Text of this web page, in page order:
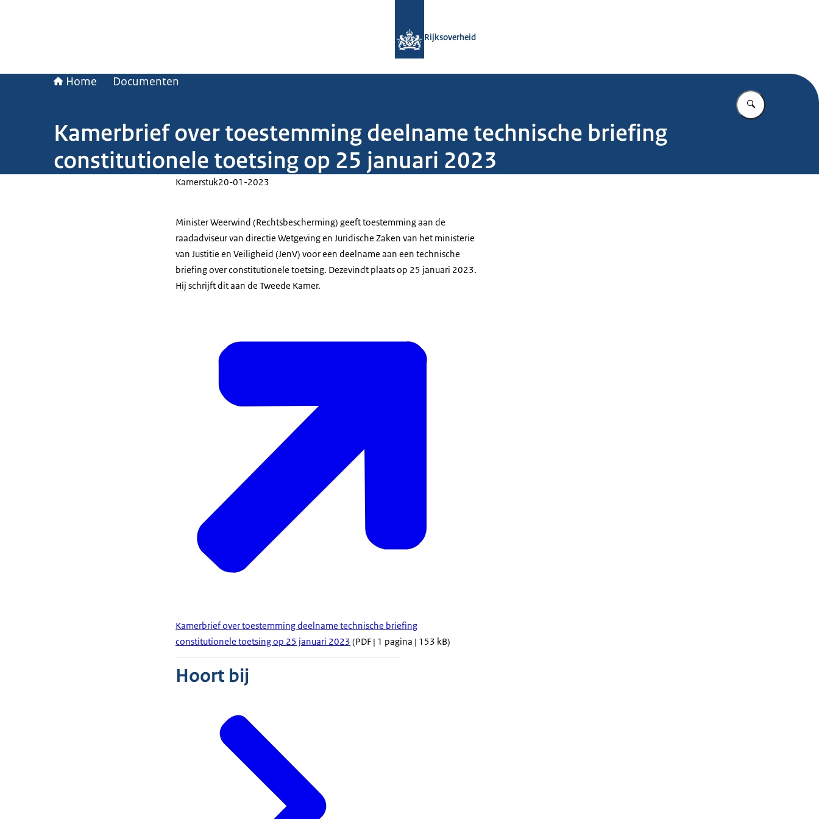
Rijksoverheid
Home Documenten
Vul in wat u
Kamerbrief over toestemming deelname technische briefing
constitutionele toetsing op 25 januari 2023
Kamerstuk20-01-2023
Minister Weerwind (Rechtsbescherming) geeft toestemming aan de
raadadviseur van directie Wetgeving en Juridische Zaken van het ministerie
van Justitie en Veiligheid (JenV) voor een deelname aan een technische
briefing over constitutionele toetsing. Dezevindt plaats op 25 januari 2023.
Hij schrijft dit aan de Tweede Kamer.
Kamerbrief over toestemming deelname technische briefing
constitutionele toetsing op 25 januari 2023 (PDF | 1 pagina | 153 kB)
Hoort bij